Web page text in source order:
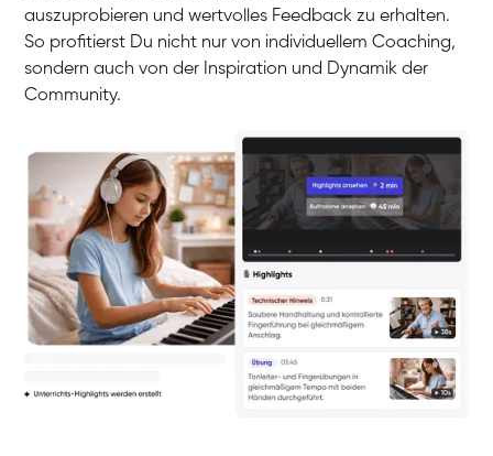
Yuna
Klavier / Piano / Flügel
Camilla
Klavier / Piano / Flügel
Negin
Klavier / Piano / Flügel
Katarzyna
Klavier / Piano / Flügel
auszuprobieren und wertvolles Feedback zu erhalten.
So profitierst Du nicht nur von individuellem Coaching,
sondern auch von der Inspiration und Dynamik der
Community.